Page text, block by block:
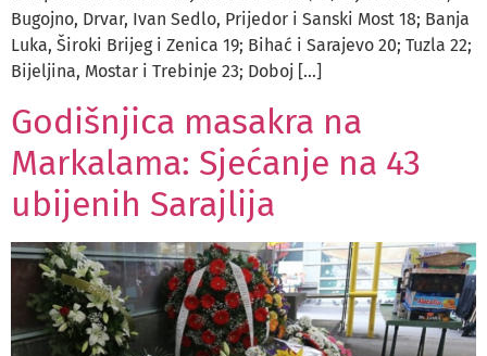
Bugojno, Drvar, Ivan Sedlo, Prijedor i Sanski Most 18; Banja
Luka, Široki Brijeg i Zenica 19; Bihać i Sarajevo 20; Tuzla 22;
Bijeljina, Mostar i Trebinje 23; Doboj […]
Godišnjica masakra na
Markalama: Sjećanje na 43
ubijenih Sarajlija